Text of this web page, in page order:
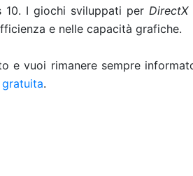
10. I giochi sviluppati per DirectX
e nelle capacità grafiche.
e vuoi rimanere sempre
.